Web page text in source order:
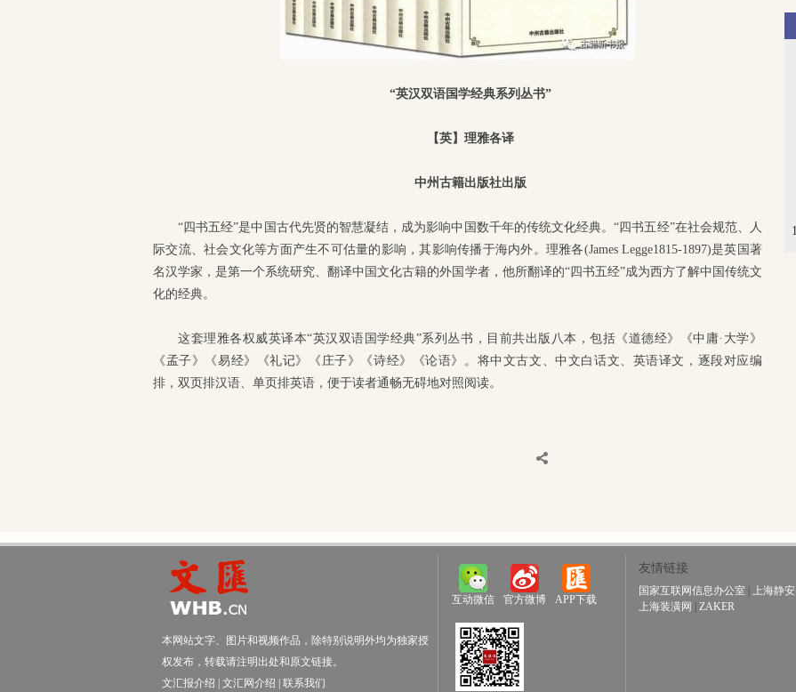
“英汉双语国学经典系列丛书”
【英】理雅各译
中州古籍出版社出版
“四书五经”是中国古代先贤的智慧凝结，成为影响中国数千年的传统文化经典。“四书五经”在社会规范、人
际交流、社会文化等方面产生不可估量的影响，其影响传播于海内外。理雅各(James Legge1815-1897)是英国著
名汉学家，是第一个系统研究、翻译中国文化古籍的外国学者，他所翻译的“四书五经”成为西方了解中国传统文
化的经典。
这套理雅各权威英译本“英汉双语国学经典”系列丛书，目前共出版八本，包括《道德经》《中庸·大学》
《孟子》《易经》《礼记》《庄子》《诗经》《论语》。将中文古文、中文白话文、英语译文，逐段对应编
排，双页排汉语、单页排英语，便于读者通畅无碍地对照阅读。
本网站文字、图片和视频作品，除特别说明外均为独家授
权发布，转载请注明出处和原文链接。
文汇报介绍
文汇网介绍 联系我们
互动微信 官方微博 APP下载
友情链接
国家互联网信息办公室 上海静安
上海装潢网
ZAKER